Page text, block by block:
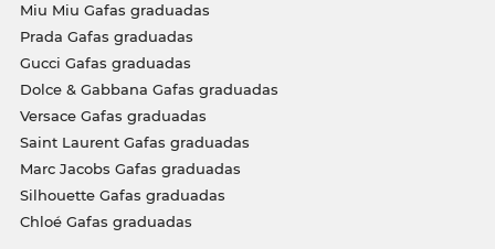
Miu Miu Gafas graduadas
Prada Gafas graduadas
Gucci Gafas graduadas
Dolce & Gabbana Gafas graduadas
Versace Gafas graduadas
Saint Laurent Gafas graduadas
Marc Jacobs Gafas graduadas
Silhouette Gafas graduadas
Chloé Gafas graduadas